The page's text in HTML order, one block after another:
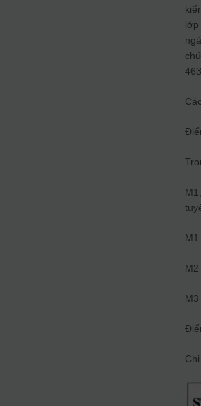
lớp